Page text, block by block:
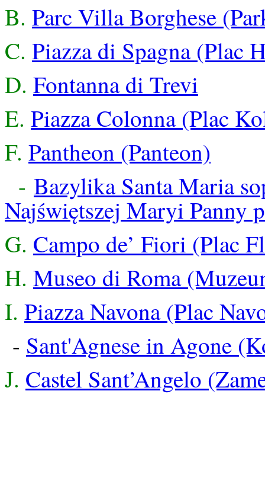
B. Parc Villa Borghese
C. Piazza di Spagna (Plac
D. Fontanna di Trevi
E. Piazza Colonna (Plac
F. Pantheon (Panteon)
- Bazylika Santa Maria
Najświętszej Maryi Panny
G. Campo de’ Fiori (Plac
H. Museo di Roma
I. Piazza Navona (Plac
- Sant'Agnese in Agone
J. Castel Sant’Angelo